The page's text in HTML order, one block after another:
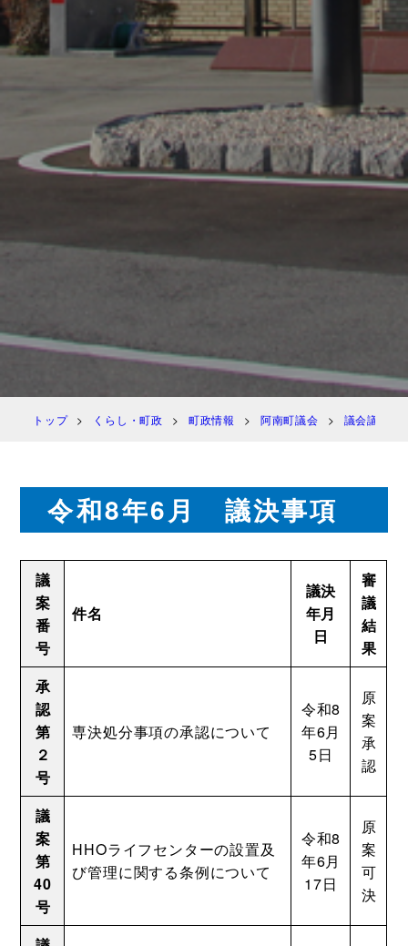
トップ くらし・町政 町政情報 阿南町議会 議会議決
令和8年6月 議決事項
議
案
番
号
件名
議決
年月
日
審
議
結
果
承
認
第
２
号
専決処分事項の承認について
令和8
年6月
5日
原
案
承
認
議
案
第
40
号
HHOライフセンターの設置及
び管理に関する条例について
令和8
年6月
17日
原
案
可
決